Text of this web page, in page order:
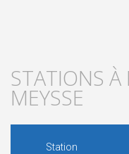
STATIONS À
MEYSSE
Station